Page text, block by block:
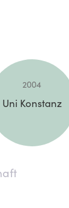
2004
Uni Konstanz